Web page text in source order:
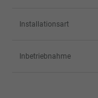
Installationsart
Inbetriebnahme